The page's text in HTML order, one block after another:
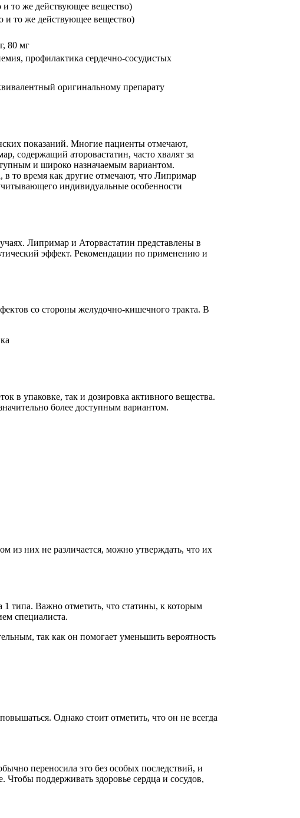
то же действующее вещество)
и то же действующее вещество)
80 мг
профилактика сердечно-сосудистых
оригинальному препарату
показаний. Многие пациенты отмечают,
содержащий аторовастатин, часто хвалят за
и широко назначаемым вариантом.
то время как другие отмечают, что Липримар
индивидуальные особенности
Липримар и Аторвастатин представлены в
эффект. Рекомендации по применению и
со стороны желудочно-кишечного тракта. В
в упаковке, так и дозировка активного вещества.
более доступным вариантом.
из них не различается, можно утверждать, что их
1 типа. Важно отметить, что статины, к которым
специалиста.
так как он помогает уменьшить вероятность
Однако стоит отметить, что он не всегда
переносила это без особых последствий, и
Чтобы поддерживать здоровье сердца и сосудов,